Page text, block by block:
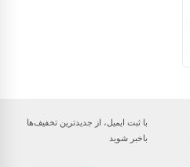
با ثبت ایمیل، از جدید‌ترین تخفیف‌ها
با‌خبر شوید